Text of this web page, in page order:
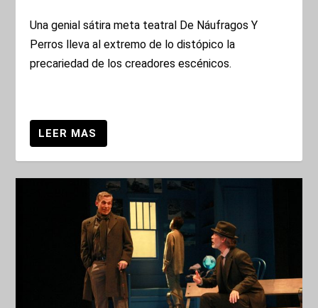
Una genial sátira meta teatral De Náufragos Y
Perros lleva al extremo de lo distópico la
precariedad de los creadores escénicos.